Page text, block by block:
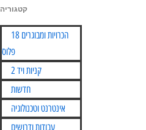
Skip
to
content
קטגוריה
הכרויות ומבוגרים 18
פלוס
קניות ויד 2
חדשות
אינטרנט וטכנולוגיה
עבודות ודרושים